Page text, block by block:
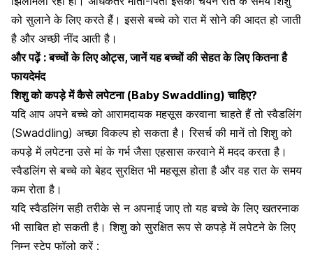
को सुलाने के लिए करते हैं। इससेबच्चे को रात में सोनेकी आदत हो जाती
है और अच्छी नींद आती है।
और पढ़ें :बच्चों के लिए ओट्स, जानें यह बच्चों की सेहत के लिए कितना है
फायदेमंद
शिशु को कपड़े में कैसे लपेटना (Baby Swaddling) चाहिए?
यदि आप अपने बच्चे को आरामदायक महसूस करवाना चाहते हैं तोस्वैडलिंग
(Swaddling) अच्छा विकल्प हो सकता है। रिसर्च की मानें तो शिशु को
कपड़े में लपेटना उसे मां के गर्भ जैसा एहसास करवाने में मदद करता है।
स्वैडलिंग से बच्चे को बेहद सुरक्षित भी महसूस होता है और वह रात के समय
कम रोता है।
यदिस्वैडलिंग सही तरीके से न अपनाई जाए तो यह बच्चे के लिए खतरनाक
भी साबित हो सकती है। शिशु को सुरक्षित रूप से कपड़े में लपेटने के लिए
निम्न स्टेप फॉलो करें :